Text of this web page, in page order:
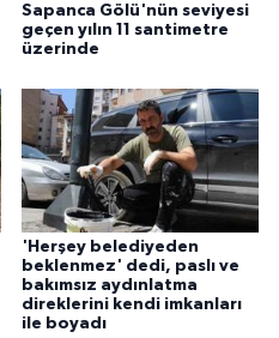
Sapanca Gölü'nün seviyesi
geçen yılın 11 santimetre
üzerinde
'Herşey belediyeden
beklenmez' dedi, paslı ve
bakımsız aydınlatma
direklerini kendi imkanları
ile boyadı